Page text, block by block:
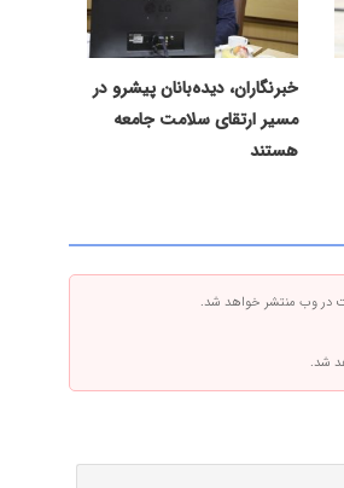
خبرنگاران، دیده‌بانان پیشرو در
مسیر ارتقای سلامت جامعه
هستند
در وب منتشر خواهد شد.
شد.